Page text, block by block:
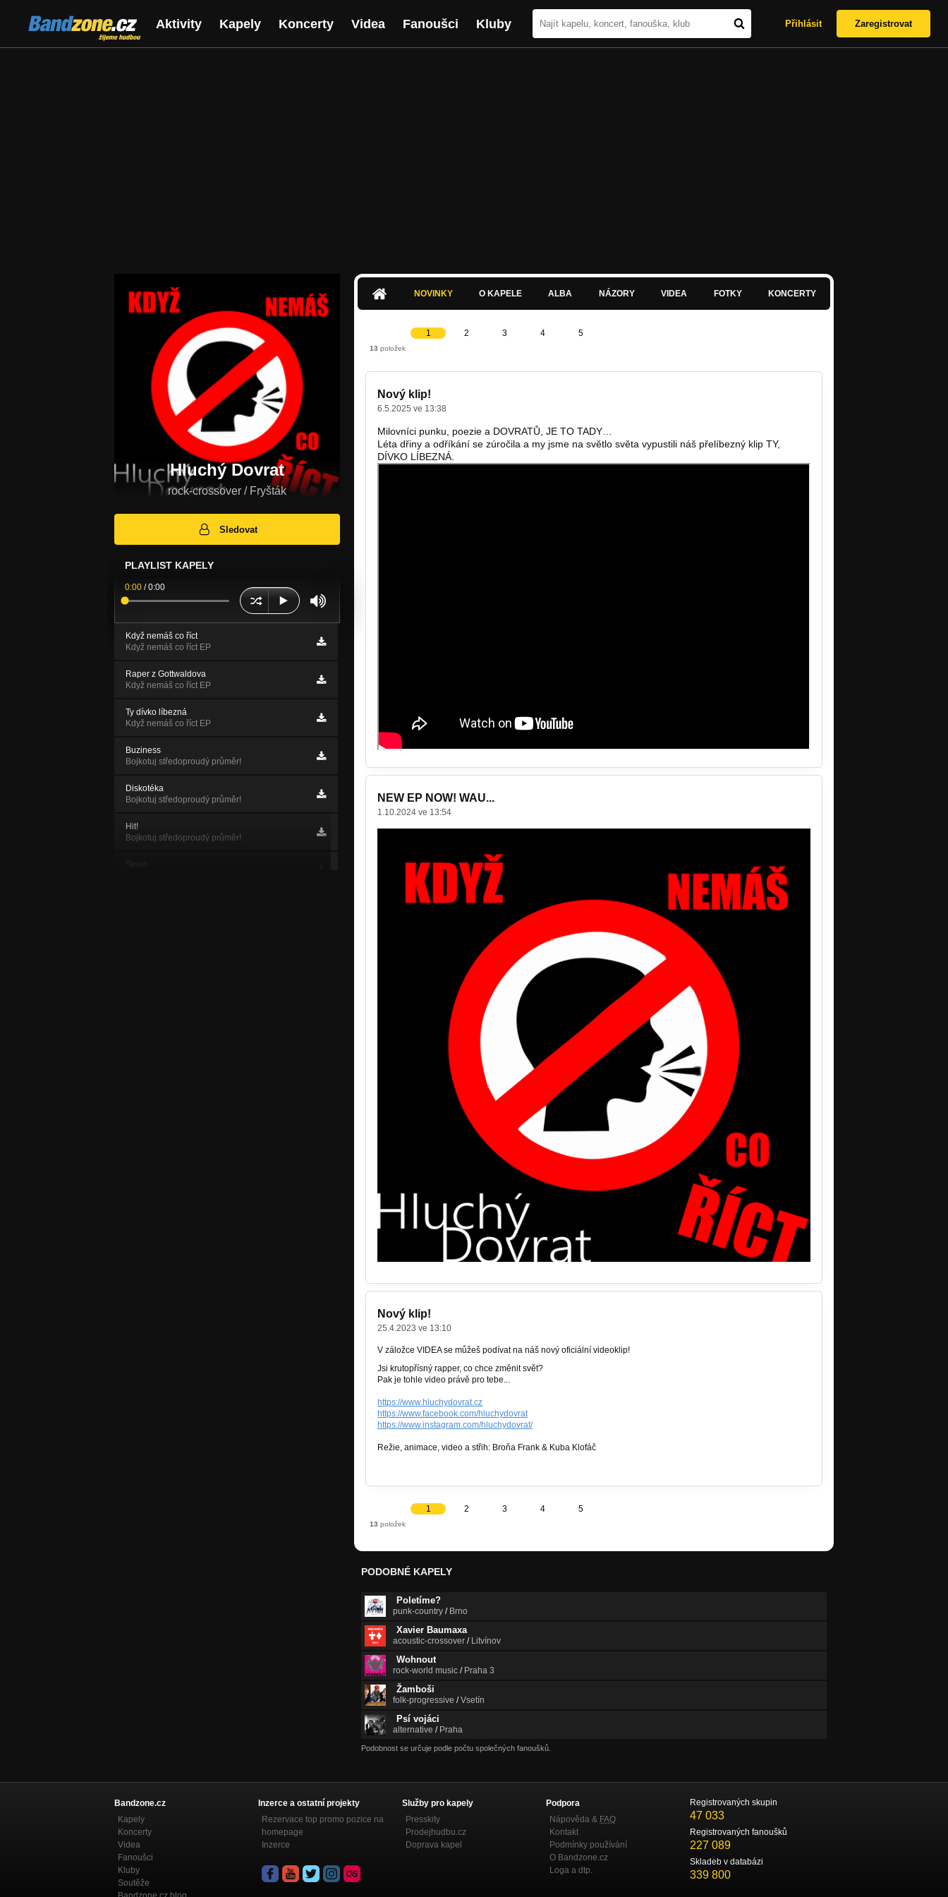
Bandzone.cz
žijeme hudbou
Aktivity Kapely Koncerty Videa Fanoušci Kluby Přihlásit Zaregistrovat
Hluchý Dovrat
rock-crossover / Fryšták
Sledovat
PLAYLIST KAPELY
0:00 /0:00
Když nemáš co říct
Když nemáš co říct EP
Raper z Gottwaldova
Když nemáš co říct EP
Ty dívko líbezná
Když nemáš co říct EP
Buziness
Bojkotuj středoproudý průměr!
Diskotéka
Bojkotuj středoproudý průměr!
Hit!
Bojkotuj středoproudý průměr!
Slova
NOVINKY O KAPELE ALBA NÁZORY VIDEA FOTKY KONCERTY
1 2 3 4 5
13 položek
Nový klip!
6.5.2025 ve 13:38
Milovníci punku, poezie a DOVRATŮ, JE TO TADY…
Léta dřiny a odříkání se zúročila a my jsme na světlo světa vypustili náš přelíbezný klip TY,
DÍVKO LÍBEZNÁ.
NEW EP NOW! WAU...
1.10.2024 ve 13:54
Nový klip!
25.4.2023 ve 13:10
V záložce VIDEA se můžeš podívat na náš nový oficiální videoklip!
Jsi krutopřísný rapper, co chce změnit svět?
Pak je tohle video právě pro tebe...
https://www.hluchydovrat.cz
https://www.facebook.com/hluchydovrat
https://www.instagram.com/hluchydovrat/
Režie, animace, video a střih: Broňa Frank & Kuba Klofáč
1 2 3 4 5
13 položek
PODOBNÉ KAPELY
Poletíme?
punk-country / Brno
Xavier Baumaxa
acoustic-crossover / Litvínov
Wohnout
rock-world music / Praha 3
Žamboši
folk-progressive /Vsetín
Psí vojáci
alternative / Praha
Podobnost se určuje podle počtu společných fanoušků.
Bandzone.cz
Kapely
Koncerty
Videa
Fanoušci
Kluby
Soutěže
Inzerce a ostatní projekty
Rezervace top promo pozice na
homepage
Inzerce
Služby pro kapely
Presskity
Prodejhudbu.cz
Doprava kapel
Podpora
Nápověda & FAQ
Kontakt
Podmínky používání
O Bandzone.cz
Loga a dtp.
Registrovaných skupin
47 033
Registrovaných fanoušků
227 089
Skladeb v databázi
339 800